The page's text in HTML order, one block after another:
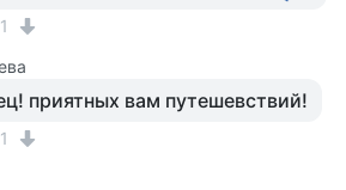
1
приятных вам путешевствий!
1